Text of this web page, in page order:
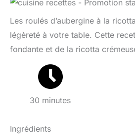
Les roulés d’aubergine à la
légèreté à votre table. Cette
fondante et de la ricotta
30 minutes
Ingrédients